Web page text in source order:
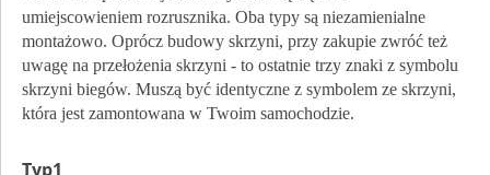
umiejscowieniem rozrusznika. Oba typy są niezamienialne
montażowo. Oprócz budowy skrzyni, przy zakupie zwróć też
uwagę na przełożenia skrzyni - to ostatnie trzy znaki z symbolu
skrzyni biegów. Muszą być identyczne z symbolem ze skrzyni,
która jest zamontowana w Twoim samochodzie.
Typ1